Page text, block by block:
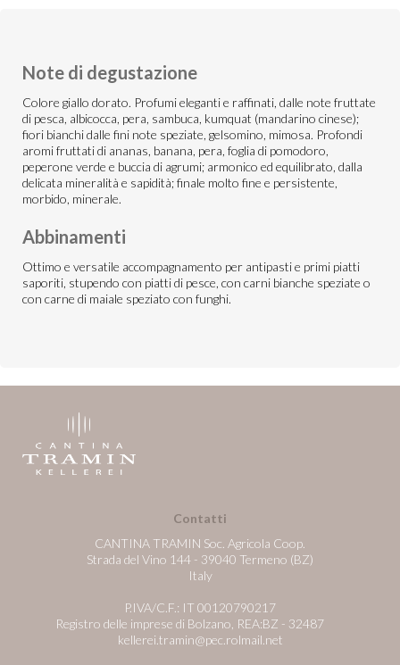
Note di degustazione
Colore giallo dorato. Profumi eleganti e raffinati, dalle note fruttate
di pesca, albicocca, pera, sambuca, kumquat (mandarino cinese);
fiori bianchi dalle fini note speziate, gelsomino, mimosa. Profondi
aromi fruttati di ananas, banana, pera, foglia di pomodoro,
peperone verde e buccia di agrumi; armonico ed equilibrato, dalla
delicata mineralità e sapidità; finale molto fine e persistente,
morbido, minerale.
Abbinamenti
Ottimo e versatile accompagnamento per antipasti e primi piatti
saporiti, stupendo con piatti di pesce, con carni bianche speziate o
con carne di maiale speziato con funghi.
Contatti
CANTINA TRAMIN Soc. Agricola Coop.
Strada del Vino 144 - 39040 Termeno (BZ)
Italy
P.IVA/C.F.: IT 00120790217
Registro delle imprese di Bolzano, REA:BZ - 32487
kellerei.tramin@pec.rolmail.net